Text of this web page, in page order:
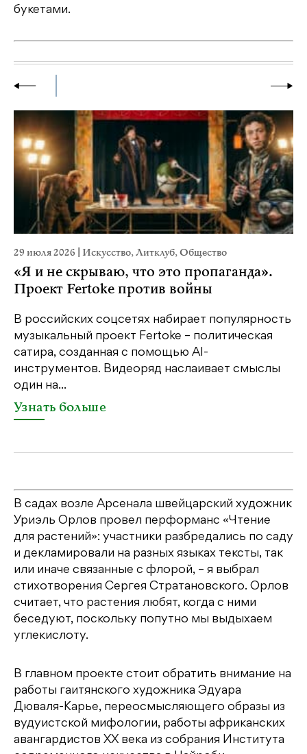
букетами.
29 июля 2026 Искусство,Литклуб,Общество
«Я и не скрываю, что это пропаганда».
Проект Fertoke против войны
В российских соцсетях набирает популярность
музыкальный проект Fertoke – политическая
сатира, созданная с помощью AI-
инструментов. Видеоряд наслаивает смыслы
один на...
Узнать больше
В садах возле Арсенала швейцарский художник
Уриэль Орлов провел перформанс «Чтение
для растений»: участники разбредались по саду
и декламировали на разных языках тексты, так
или иначе связанные с флорой, – я выбрал
стихотворения Сергея Стратановского. Орлов
считает, что растения любят, когда с ними
беседуют, поскольку попутно мы выдыхаем
углекислоту.
В главном проекте стоит обратить внимание на
работы гаитянского художника Эдуара
Дюваля-Карье, переосмысляющего образы из
вудуистской мифологии, работы африканских
авангардистов XX века из собрания Института